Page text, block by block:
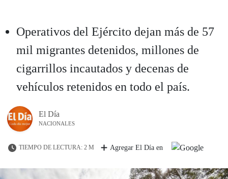
Operativos del Ejército dejan más de 57
mil migrantes detenidos, millones de
cigarrillos incautados y decenas de
vehículos retenidos en todo el país.
El Día
NACIONALES
TIEMPO DE LECTURA: 2 M Agregar El Día en